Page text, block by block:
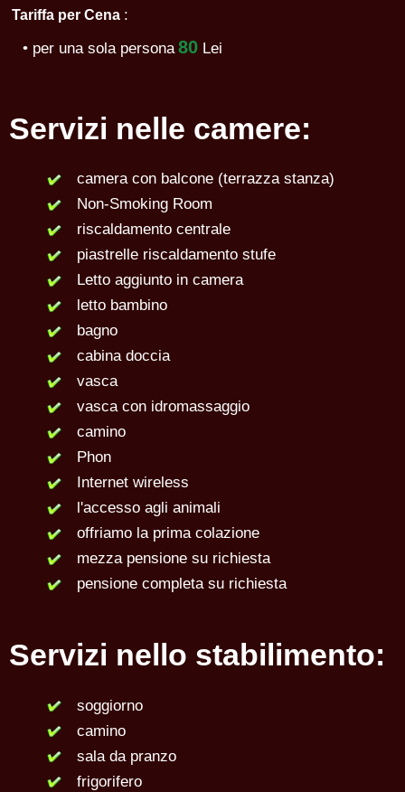
Tariffa per Cena :
• per una sola persona 80 Lei
Servizi nelle camere:
camera con balcone (terrazza stanza)
Non-Smoking Room
riscaldamento centrale
piastrelle riscaldamento stufe
Letto aggiunto in camera
letto bambino
bagno
cabina doccia
vasca
vasca con idromassaggio
camino
Phon
Internet wireless
l'accesso agli animali
offriamo la prima colazione
mezza pensione su richiesta
pensione completa su richiesta
Servizi nello stabilimento:
soggiorno
camino
sala da pranzo
frigorifero